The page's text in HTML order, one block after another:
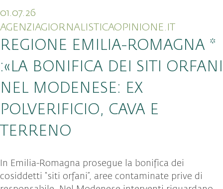
01.07.26
AGENZIAGIORNALISTICAOPINIONE.IT
REGIONE EMILIA-ROMAGNA *
:«LA BONIFICA DEI SITI ORFANI
NEL MODENESE: EX
POLVERIFICIO, CAVA E
TERRENO
In Emilia-Romagna prosegue la bonifica dei
cosiddetti “siti orfani”, aree contaminate prive di